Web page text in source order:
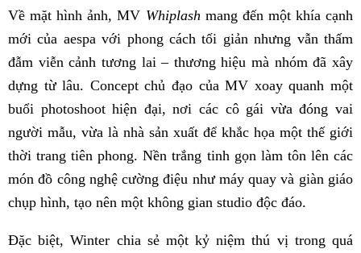
Về mặt hình ảnh, MV Whiplash mang đến một khía cạnh
mới của aespa với phong cách tối giản nhưng vẫn thấm
đẫm viễn cảnh tương lai – thương hiệu mà nhóm đã xây
dựng từ lâu. Concept chủ đạo của MV xoay quanh một
buổi photoshoot hiện đại, nơi các cô gái vừa đóng vai
người mẫu, vừa là nhà sản xuất để khắc họa một thế giới
thời trang tiên phong. Nền trắng tinh gọn làm tôn lên các
món đồ công nghệ cường điệu như máy quay và giàn giáo
chụp hình, tạo nên một không gian studio độc đáo.
Đặc biệt, Winter chia sẻ một kỷ niệm thú vị trong quá